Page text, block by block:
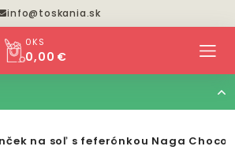
info@toskania.sk
0KS
0,00 €
na soľ s feferónkou Naga